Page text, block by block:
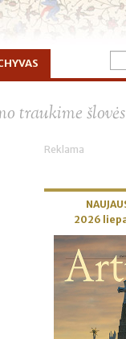
traukime
Reklama
2026